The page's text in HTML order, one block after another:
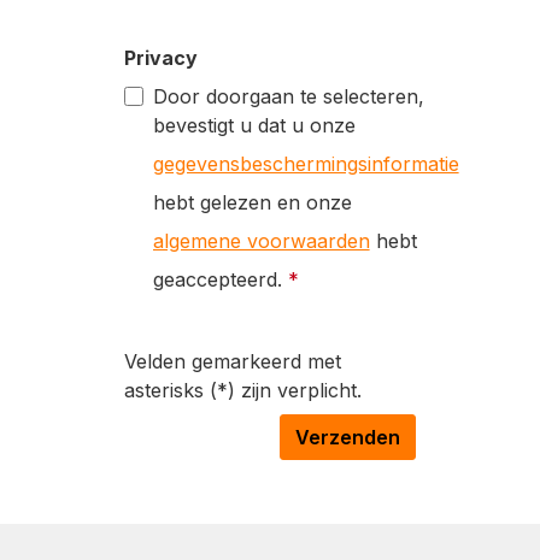
Privacy
Door doorgaan te selecteren,
bevestigt u dat u onze
gegevensbeschermingsinformatie
hebt gelezen en onze
algemene voorwaardenhebt
geaccepteerd. *
Velden gemarkeerd met
asterisks (*) zijn verplicht.
Verzenden